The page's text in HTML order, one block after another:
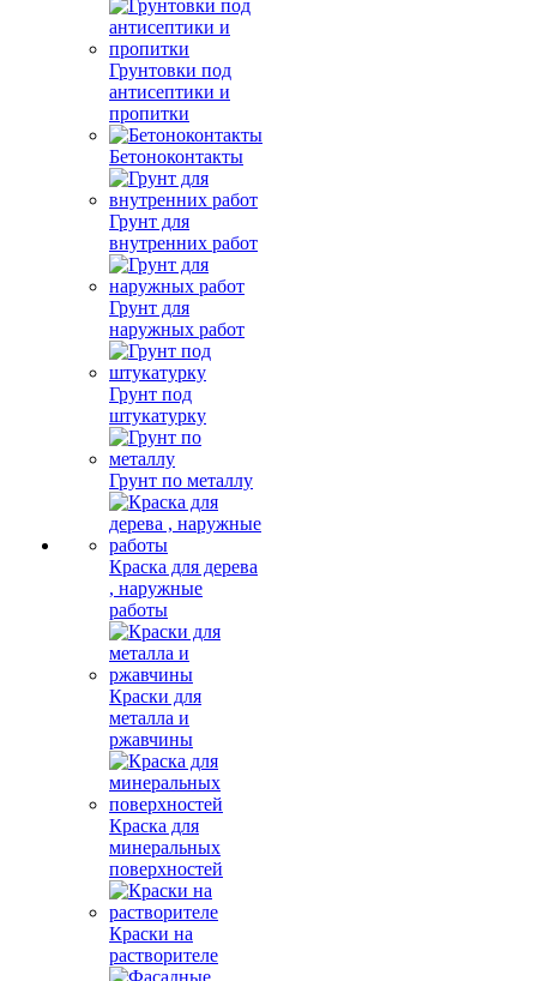
Грунтовки под
антисептики и
пропитки
Бетоноконтакты
Грунт для
внутренних работ
Грунт для
наружных работ
Грунт под
штукатурку
Грунт по металлу
Краска для дерева
, наружные
работы
Краски для
металла и
ржавчины
Краска для
минеральных
поверхностей
Краски на
растворителе